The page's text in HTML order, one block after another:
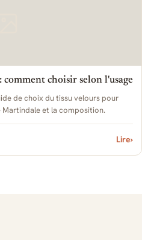
choisir selon l'usage
de choix du tissu velours pour
Martindale et la composition.
Lire›